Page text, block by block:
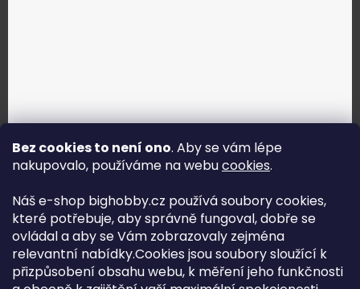
Bez cookies to není ono. Aby se vám lépe
nakupovalo, používáme na webucookies.
Náš e-shop bighobby.cz používá soubory cookies,
které potřebuje, aby správně fungoval, dobře se
ovládal a aby se Vám zobrazovaly zejména
relevantní nabídky.Cookies jsou soubory sloužící k
přizpůsobení obsahu webu, k měření jeho funkčnosti
Jak vybrat správné servo?
Najít správné servo